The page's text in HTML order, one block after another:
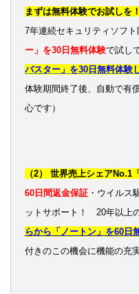
まずは無料体験でお試しを！
7年連続セキュリティソフ
ー」を30日無料体験で試し
バスター」を30日無料体験
体験期間終了後、自動で有
心です）
（2） 世界売上シェアNo.1
60日間返金保証 ・ウイルス
ットサポート！ 20年以上
らから「ノートン」を60日
付きのこの機会に機能の充